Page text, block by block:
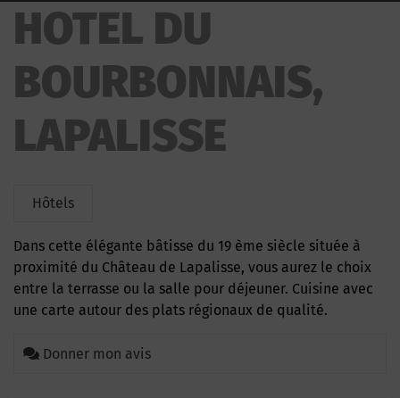
HOTEL DU
BOURBONNAIS,
LAPALISSE
Hôtels
Dans cette élégante bâtisse du 19 ème siècle située à
proximité du Château de Lapalisse, vous aurez le choix
entre la terrasse ou la salle pour déjeuner. Cuisine avec
une carte autour des plats régionaux de qualité.
Donner mon avis